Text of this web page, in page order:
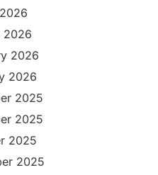
2026
2026
2026
2025
2025
2025
2025